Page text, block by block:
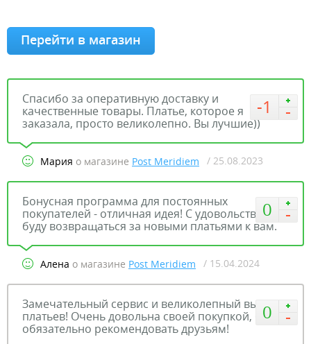
Перейти в магазин
-1
Спасибо за оперативную доставку и
качественные товары. Платье, которое я
заказала, просто великолепно. Вы лучшие))
Мария о магазине Post Meridiem / 25.08.2023
0
Бонусная программа для постоянных
покупателей - отличная идея! С удовольствием
буду возвращаться за новыми платьями к вам.
Алена о магазине Post Meridiem / 15.04.2024
0
Замечательный сервис и великолепный выбор
платьев! Очень довольна своей покупкой, буду
обязательно рекомендовать друзьям!